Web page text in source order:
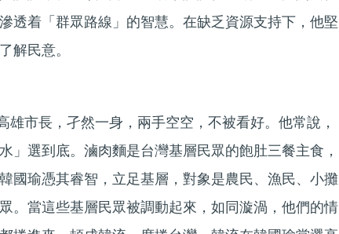
透着「群眾路線」的智慧。在缺乏資源支持下，他堅
解民意。
雄市長，孑然一身，兩手空空，不被看好。他常說，
」選到底。滷肉麵是台灣基層民眾的飽肚三餐主食，
國瑜憑其睿智，立足基層，對象是農民、漁民、小攤
。當這些基層民眾被調動起來，如同漩渦，他們的情